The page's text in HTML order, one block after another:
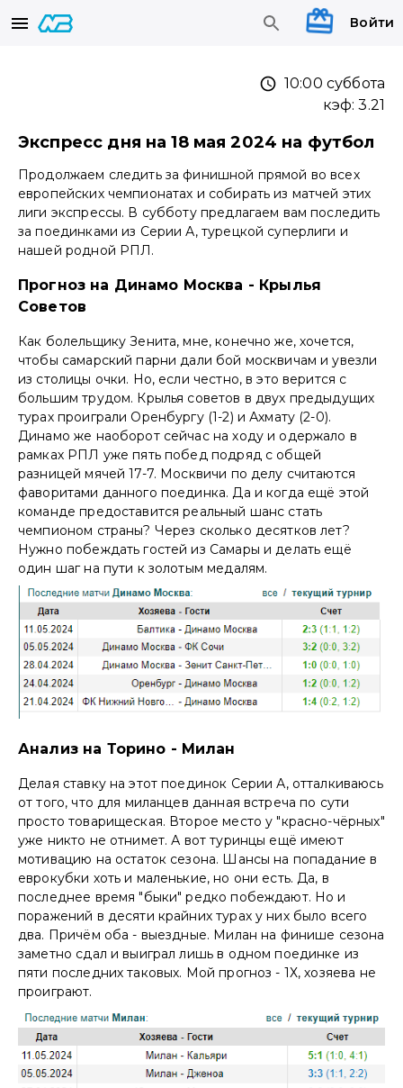
Войти
10:00 суббота
кэф:3.21
Экспресс дня на 18 мая 2024 на футбол
Продолжаем следить за финишной прямой во всех
европейских чемпионатах и собирать из матчей этих
лиги экспрессы. В субботу предлагаем вам последить
за поединками из Серии А, турецкой суперлиги и
нашей родной РПЛ.
Прогноз на Динамо Москва - Крылья
Советов
Как болельщику Зенита, мне, конечно же, хочется,
чтобы самарский парни дали бой москвичам и увезли
из столицы очки. Но, если честно, в это верится с
большим трудом. Крылья советов в двух предыдущих
турах проиграли Оренбургу (1-2) и Ахмату (2-0).
Динамо же наоборот сейчас на ходу и одержало в
рамках РПЛ уже пять побед подряд с общей
разницей мячей 17-7. Москвичи по делу считаются
фаворитами данного поединка. Да и когда ещё этой
команде предоставится реальный шанс стать
чемпионом страны? Через сколько десятков лет?
Нужно побеждать гостей из Самары и делать ещё
один шаг на пути к золотым медалям.
Анализ на Торино - Милан
Делая ставку на этот поединок Серии А, отталкиваюсь
от того, что для миланцев данная встреча по сути
просто товарищеская. Второе место у "красно-чёрных"
уже никто не отнимет. А вот туринцы ещё имеют
мотивацию на остаток сезона. Шансы на попадание в
еврокубки хоть и маленькие, но они есть. Да, в
последнее время "быки" редко побеждают. Но и
поражений в десяти крайних турах у них было всего
два. Причём оба - выездные. Милан на финише сезона
заметно сдал и выиграл лишь в одном поединке из
пяти последних таковых. Мой прогноз - 1Х, хозяева не
проиграют.